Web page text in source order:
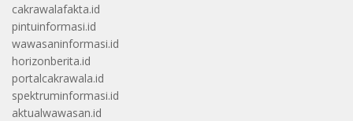
cakrawalafakta.id
pintuinformasi.id
wawasaninformasi.id
horizonberita.id
portalcakrawala.id
spektruminformasi.id
aktualwawasan.id